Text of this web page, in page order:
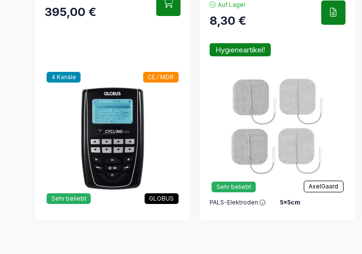
395,00 €
4 Kanäle CE / MDR
Sehr beliebt GLOBUS
Auf Lager
8,30 €
Hygieneartikel!
Sehr beliebt AxelGaard
PALS-Elektroden : 5x5cm